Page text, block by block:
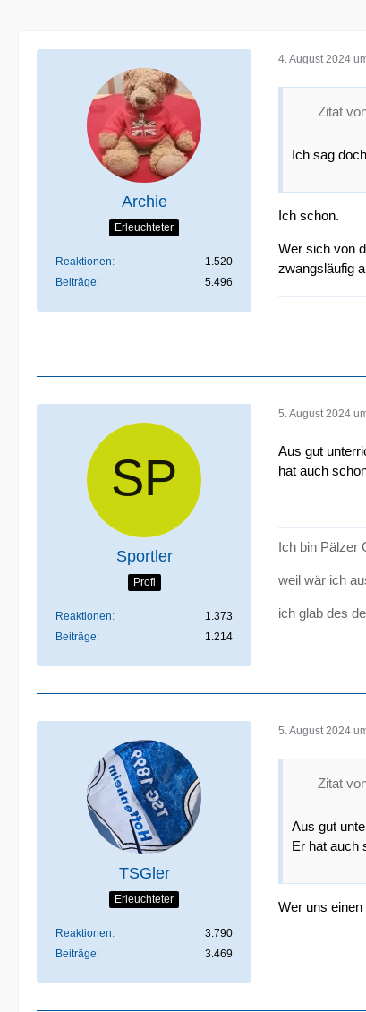
Archie
Erleuchteter
Reaktionen
1.520
Beiträge
5.496
4. August 2024
Zitat
Ich sag
Ich schon.
Wer sich von
zwangsläufig
Sportler
Profi
Reaktionen
1.373
Beiträge
1.214
5. August 2024
Aus gut
hat auch
Ich bin Pälzer
weil wär ich
ich glab des
TSGler
Erleuchteter
Reaktionen
3.790
Beiträge
3.469
5. August 2024
Zitat
Aus gut
Er hat auch
Wer uns